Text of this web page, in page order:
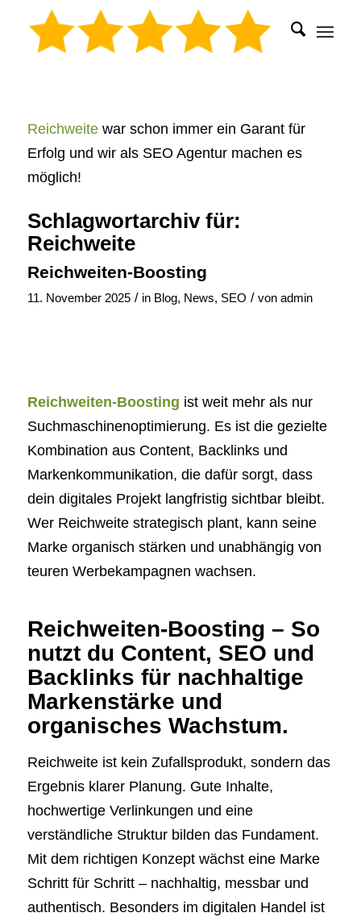
Reichweitewar schon immer ein Garant für
Erfolg und wir als SEO Agentur machen es
möglich!
Schlagwortarchiv für:
Reichweite
Reichweiten-Boosting
11. November 2025 / in Blog, News, SEO / von admin
Reichweiten-Boosting ist weit mehr als nur
Suchmaschinenoptimierung. Es ist die gezielte
Kombination aus Content, Backlinks und
Markenkommunikation, die dafür sorgt, dass
dein digitales Projekt langfristig sichtbar bleibt.
Wer Reichweite strategisch plant, kann seine
Marke organisch stärken und unabhängig von
teuren Werbekampagnen wachsen.
Reichweiten-Boosting – So
nutzt du Content, SEO und
Backlinks für nachhaltige
Markenstärke und
organisches Wachstum.
Reichweite ist kein Zufallsprodukt, sondern das
Ergebnis klarer Planung. Gute Inhalte,
hochwertige Verlinkungen und eine
verständliche Struktur bilden das Fundament.
Mit dem richtigen Konzept wächst eine Marke
Schritt für Schritt – nachhaltig, messbar und
authentisch. Besonders im digitalen Handel ist